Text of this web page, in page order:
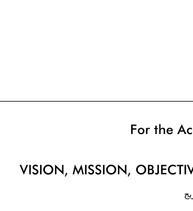
For the
VISION, MISSION,